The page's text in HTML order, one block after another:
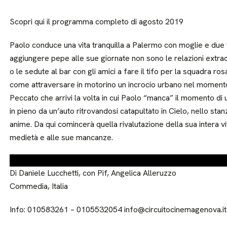
Scopri qui il programma completo di agosto 2019
Paolo conduce una vita tranquilla a Palermo con moglie e
aggiungere pepe alle sue giornate non sono le relazioni
o le sedute al bar con gli amici a fare il tifo per la squadra
come attraversare in motorino un incrocio urbano nel
Peccato che arrivi la volta in cui Paolo “manca” il momento
in pieno da un’auto ritrovandosi catapultato in Cielo, nello
anime. Da qui comincerà quella rivalutazione della sua intera
medietà e alle sue mancanze.
Di Daniele Lucchetti, con Pif, Angelica Alleruzzo
Commedia, Italia
Info: 010583261 – 0105532054 info@circuitocinemagenova.it